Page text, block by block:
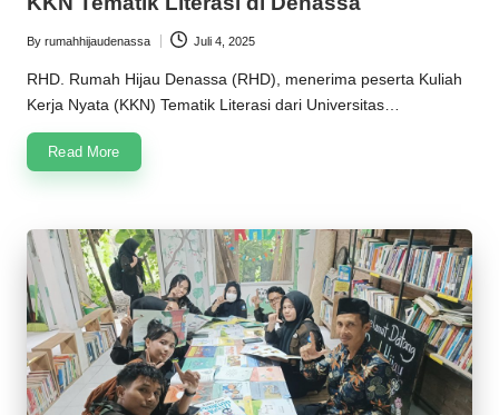
Posted
by
By rumahhijaudenassa Juli 4, 2025
RHD. Rumah Hijau Denassa (RHD), menerima peserta Kuliah
Kerja Nyata (KKN) Tematik Literasi dari Universitas…
Read More